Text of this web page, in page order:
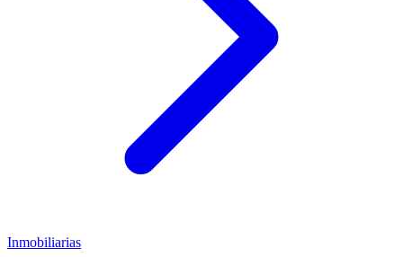
Inmobiliarias